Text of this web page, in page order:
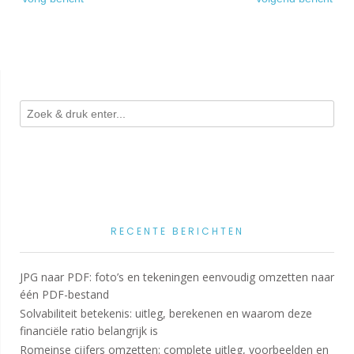
navigatie
RECENTE BERICHTEN
JPG naar PDF: foto’s en tekeningen eenvoudig omzetten naar
één PDF-bestand
Solvabiliteit betekenis: uitleg, berekenen en waarom deze
financiële ratio belangrijk is
Romeinse cijfers omzetten: complete uitleg, voorbeelden en